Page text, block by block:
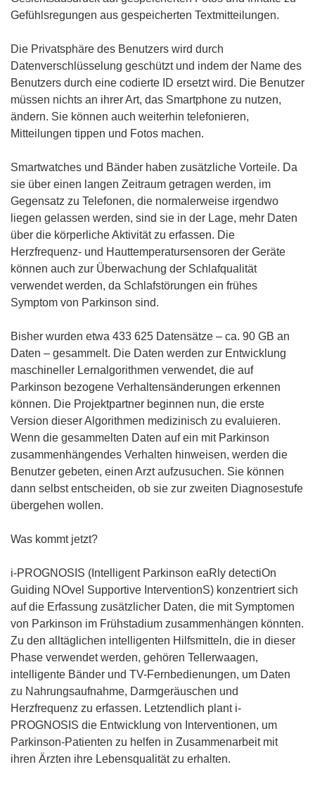
Gefühlsregungen aus gespeicherten Textmitteilungen.
Die Privatsphäre des Benutzers wird durch
Datenverschlüsselung geschützt und indem der Name des
Benutzers durch eine codierte ID ersetzt wird. Die Benutzer
müssen nichts an ihrer Art, das Smartphone zu nutzen,
ändern. Sie können auch weiterhin telefonieren,
Mitteilungen tippen und Fotos machen.
Smartwatches und Bänder haben zusätzliche Vorteile. Da
sie über einen langen Zeitraum getragen werden, im
Gegensatz zu Telefonen, die normalerweise irgendwo
liegen gelassen werden, sind sie in der Lage, mehr Daten
über die körperliche Aktivität zu erfassen. Die
Herzfrequenz- und Hauttemperatursensoren der Geräte
können auch zur Überwachung der Schlafqualität
verwendet werden, da Schlafstörungen ein frühes
Symptom von Parkinson sind.
Bisher wurden etwa 433 625 Datensätze – ca. 90 GB an
Daten – gesammelt. Die Daten werden zur Entwicklung
maschineller Lernalgorithmen verwendet, die auf
Parkinson bezogene Verhaltensänderungen erkennen
können. Die Projektpartner beginnen nun, die erste
Version dieser Algorithmen medizinisch zu evaluieren.
Wenn die gesammelten Daten auf ein mit Parkinson
zusammenhängendes Verhalten hinweisen, werden die
Benutzer gebeten, einen Arzt aufzusuchen. Sie können
dann selbst entscheiden, ob sie zur zweiten Diagnosestufe
übergehen wollen.
Was kommt jetzt?
i-PROGNOSIS (Intelligent Parkinson eaRly detectiOn
Guiding NOvel Supportive InterventionS) konzentriert sich
auf die Erfassung zusätzlicher Daten, die mit Symptomen
von Parkinson im Frühstadium zusammenhängen könnten.
Zu den alltäglichen intelligenten Hilfsmitteln, die in dieser
Phase verwendet werden, gehören Tellerwaagen,
intelligente Bänder und TV-Fernbedienungen, um Daten
zu Nahrungsaufnahme, Darmgeräuschen und
Herzfrequenz zu erfassen. Letztendlich plant i-
PROGNOSIS die Entwicklung von Interventionen, um
Parkinson-Patienten zu helfen in Zusammenarbeit mit
ihren Ärzten ihre Lebensqualität zu erhalten.